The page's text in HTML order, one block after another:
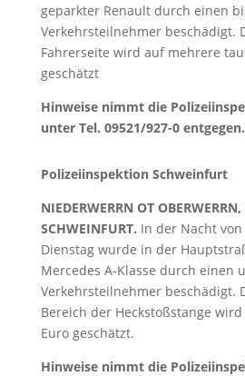
geparkter Renault durch einen
Verkehrsteilnehmer beschädigt.
Fahrerseite wird auf mehrere
geschätzt
Hinweise nimmt die
unter Tel. 09521/927-0 entgegen.
Polizeiinspektion Schweinfurt
NIEDERWERRN OT OBERWERRN,
SCHWEINFURT. In der Nacht
Dienstag wurde in der
Mercedes A-Klasse durch einen
Verkehrsteilnehmer beschädigt.
Bereich der Heckstoßstange
Euro geschätzt.
Hinweise nimmt die